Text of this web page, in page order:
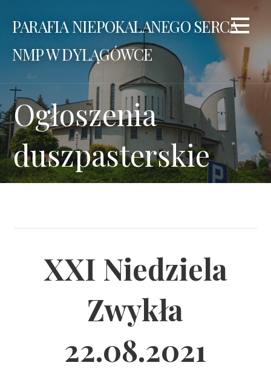
PARAFIA NIEPOKALANEGO SERCA
NMP W DYLĄGÓWCE
Ogłoszenia
duszpasterskie
XXI Niedziela
Zwykła
22.08.2021